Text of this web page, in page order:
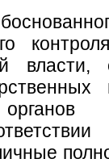
власти,